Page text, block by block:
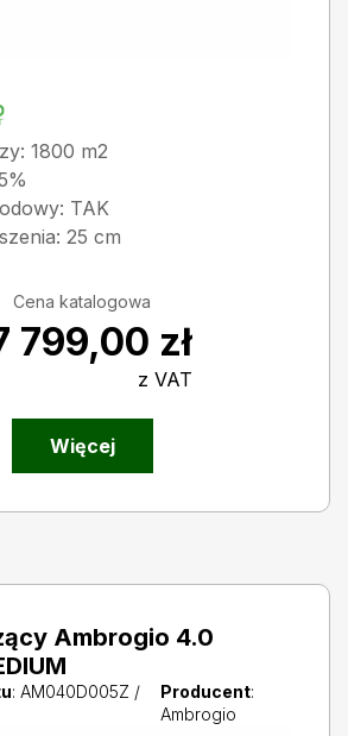
1800 m2
TAK
25 cm
Cena katalogowa
799,00 zł
z VAT
Więcej
Ambrogio 4.0
: AM040D005Z /
Producent:
Ambrogio